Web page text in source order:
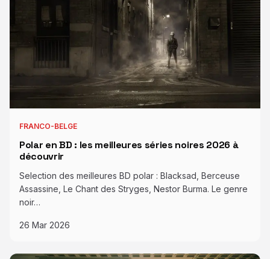
FRANCO-BELGE
Polar en BD : les meilleures séries noires 2026 à
découvrir
Selection des meilleures BD polar : Blacksad, Berceuse
Assassine, Le Chant des Stryges, Nestor Burma. Le genre
noir…
26 Mar 2026